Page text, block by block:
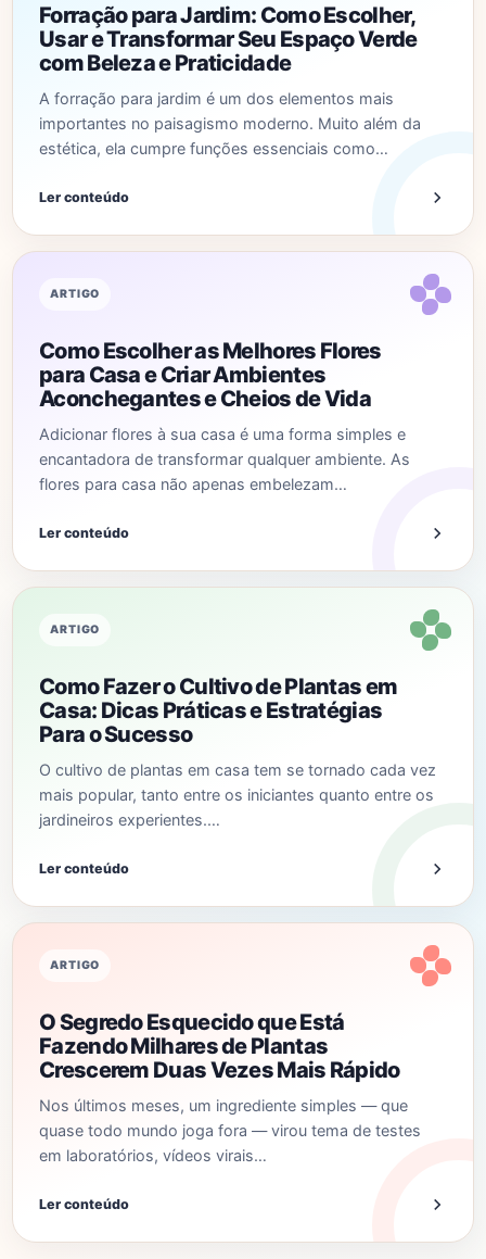
Forração para Jardim: Como Escolher,
Usar e Transformar Seu Espaço Verde
com Beleza e Praticidade
A forração para jardim é um dos elementos mais
importantes no paisagismo moderno. Muito além da
estética, ela cumpre funções essenciais como…
Ler conteúdo
ARTIGO
Como Escolher as Melhores Flores
para Casa e Criar Ambientes
Aconchegantes e Cheios de Vida
Adicionar flores à sua casa é uma forma simples e
encantadora de transformar qualquer ambiente. As
flores para casa não apenas embelezam…
Ler conteúdo
ARTIGO
Como Fazer o Cultivo de Plantas em
Casa: Dicas Práticas e Estratégias
Para o Sucesso
O cultivo de plantas em casa tem se tornado cada vez
mais popular, tanto entre os iniciantes quanto entre os
jardineiros experientes.…
Ler conteúdo
ARTIGO
O Segredo Esquecido que Está
Fazendo Milhares de Plantas
Crescerem Duas Vezes Mais Rápido
Nos últimos meses, um ingrediente simples — que
quase todo mundo joga fora — virou tema de testes
em laboratórios, vídeos virais…
Ler conteúdo